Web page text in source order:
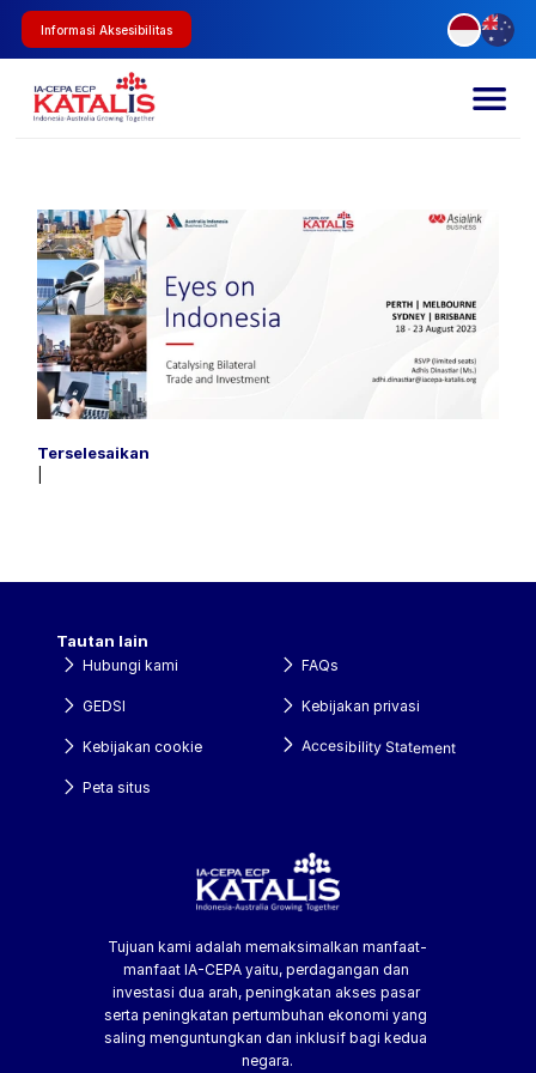
Informasi Aksesibilitas
Terselesaikan
Tujuan kami adalah memaksimalkan manfaat-
manfaat IA-CEPA yaitu, perdagangan dan
investasi dua arah, peningkatan akses pasar
serta peningkatan pertumbuhan ekonomi yang
saling menguntungkan dan inklusif bagi kedua
negara.
Tautan lain
Hubungi kami FAQs
GEDSI Kebijakan privasi
Kebijakan cookie Accesibility Statement
Peta situs